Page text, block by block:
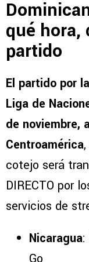
qué hora,
partido
El partido por
Liga de
de noviembre,
Centroamérica
cotejo será
DIRECTO por
servicios de
Nicaragua